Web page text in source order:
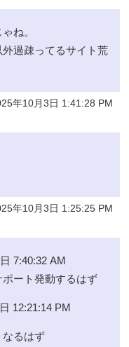
ね。
過疎ってるサイト荒
年10月3日 1:41:28 PM
年10月3日 1:25:25 PM
7:40:32 AM
ート発動するはず
12:21:14 PM
なるはず